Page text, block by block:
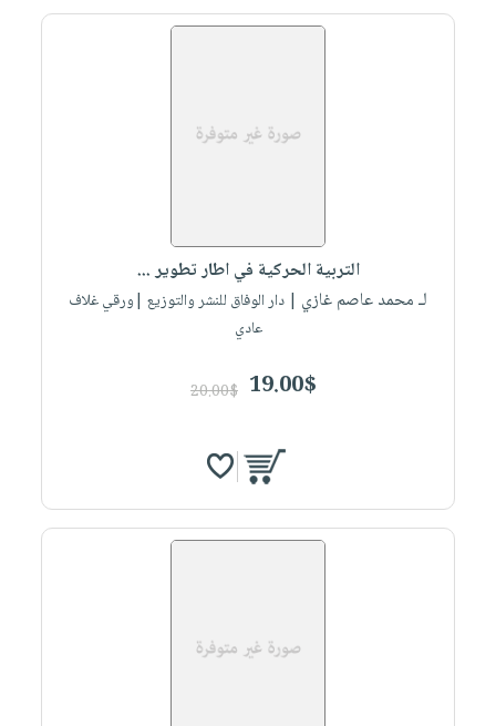
التربية الحركية في اطار تطوير ...
لـ محمد عاصم غازي | دار الوفاق للنشر والتوزيع |ورقي غلاف
عادي
19.00$
20.00$